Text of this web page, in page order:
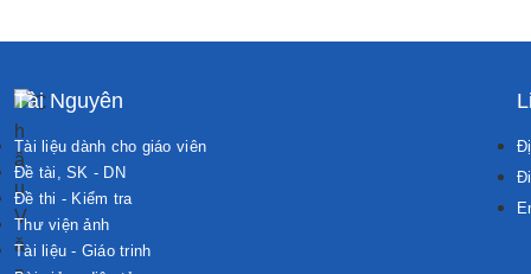
Tài Nguyên
Tài liệu dành cho giáo viên
Đề tài, SK - DN
Đề thi - Kiểm tra
Thư viện ảnh
Tài liệu - Giáo trinh